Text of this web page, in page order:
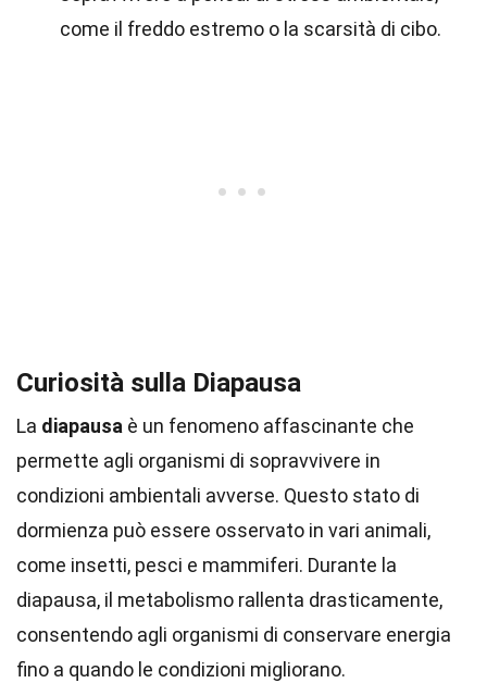
come il freddo estremo o la scarsità di cibo.
Curiosità sulla Diapausa
La diapausa è un fenomeno affascinante che
permette agli organismi di sopravvivere in
condizioni ambientali avverse. Questo stato di
dormienza può essere osservato in vari animali,
come insetti, pesci e mammiferi. Durante la
diapausa, il metabolismo rallenta drasticamente,
consentendo agli organismi di conservare energia
fino a quando le condizioni migliorano.